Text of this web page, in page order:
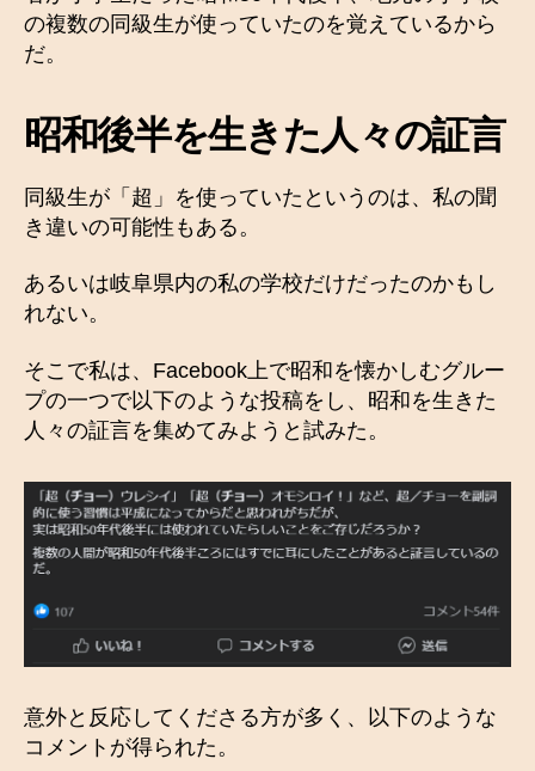
の複数の同級生が使っていたのを覚えているから
だ。
昭和後半を生きた人々の証言
同級生が「超」を使っていたというのは、私の聞
き違いの可能性もある。
あるいは岐阜県内の私の学校だけだったのかもし
れない。
そこで私は、Facebook上で昭和を懐かしむグルー
プの一つで以下のような投稿をし、昭和を生きた
人々の証言を集めてみようと試みた。
意外と反応してくださる方が多く、以下のような
コメントが得られた。